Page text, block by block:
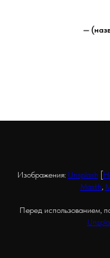
—
Изображения: Unsplash[
Masth,
Перед использованием,